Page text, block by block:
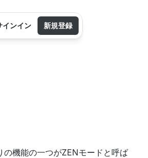
機能の一つがZENモードと呼ば
インイン 新規登録